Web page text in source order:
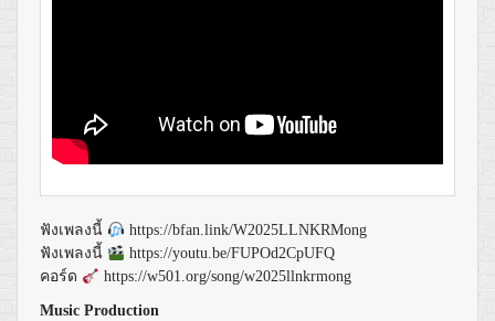
ฟังเพลงนี้
https://bfan.link/W2025LLNKRMong
ฟังเพลงนี้
https://youtu.be/FUPOd2CpUFQ
คอร์ด
https://w501.org/song/w2025llnkrmong
Music Production